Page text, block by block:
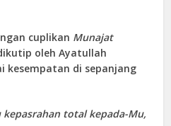
cuplikan Munajat
oleh Ayatullah
kesempatan di sepanjang
kepasrahan total kepada-Mu,